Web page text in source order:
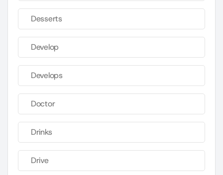
Desserts
Develop
Develops
Doctor
Drinks
Drive